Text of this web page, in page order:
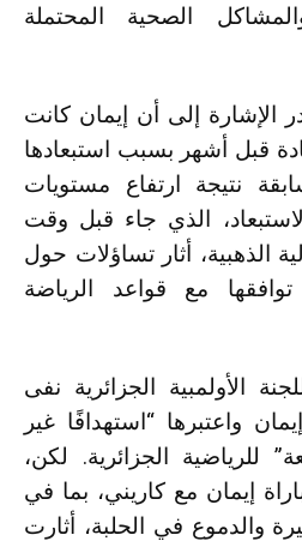
الصحية المحتملة
الإشارة إلى أن إيمان كانت
قبل أشهر بسبب استبعادها
نتيجة ارتفاع مستويات
الذي جاء قبل وقت
الذهبية، أثار تساؤلات حول
توافقها مع قواعد الرياضة
الأولمبية الجزائرية نفى
واعتبرها “استهدافًا غير
للرياضية الجزائرية. لكن،
إيمان مع كاريني، بما في
والدموع في الحلبة، أثارت